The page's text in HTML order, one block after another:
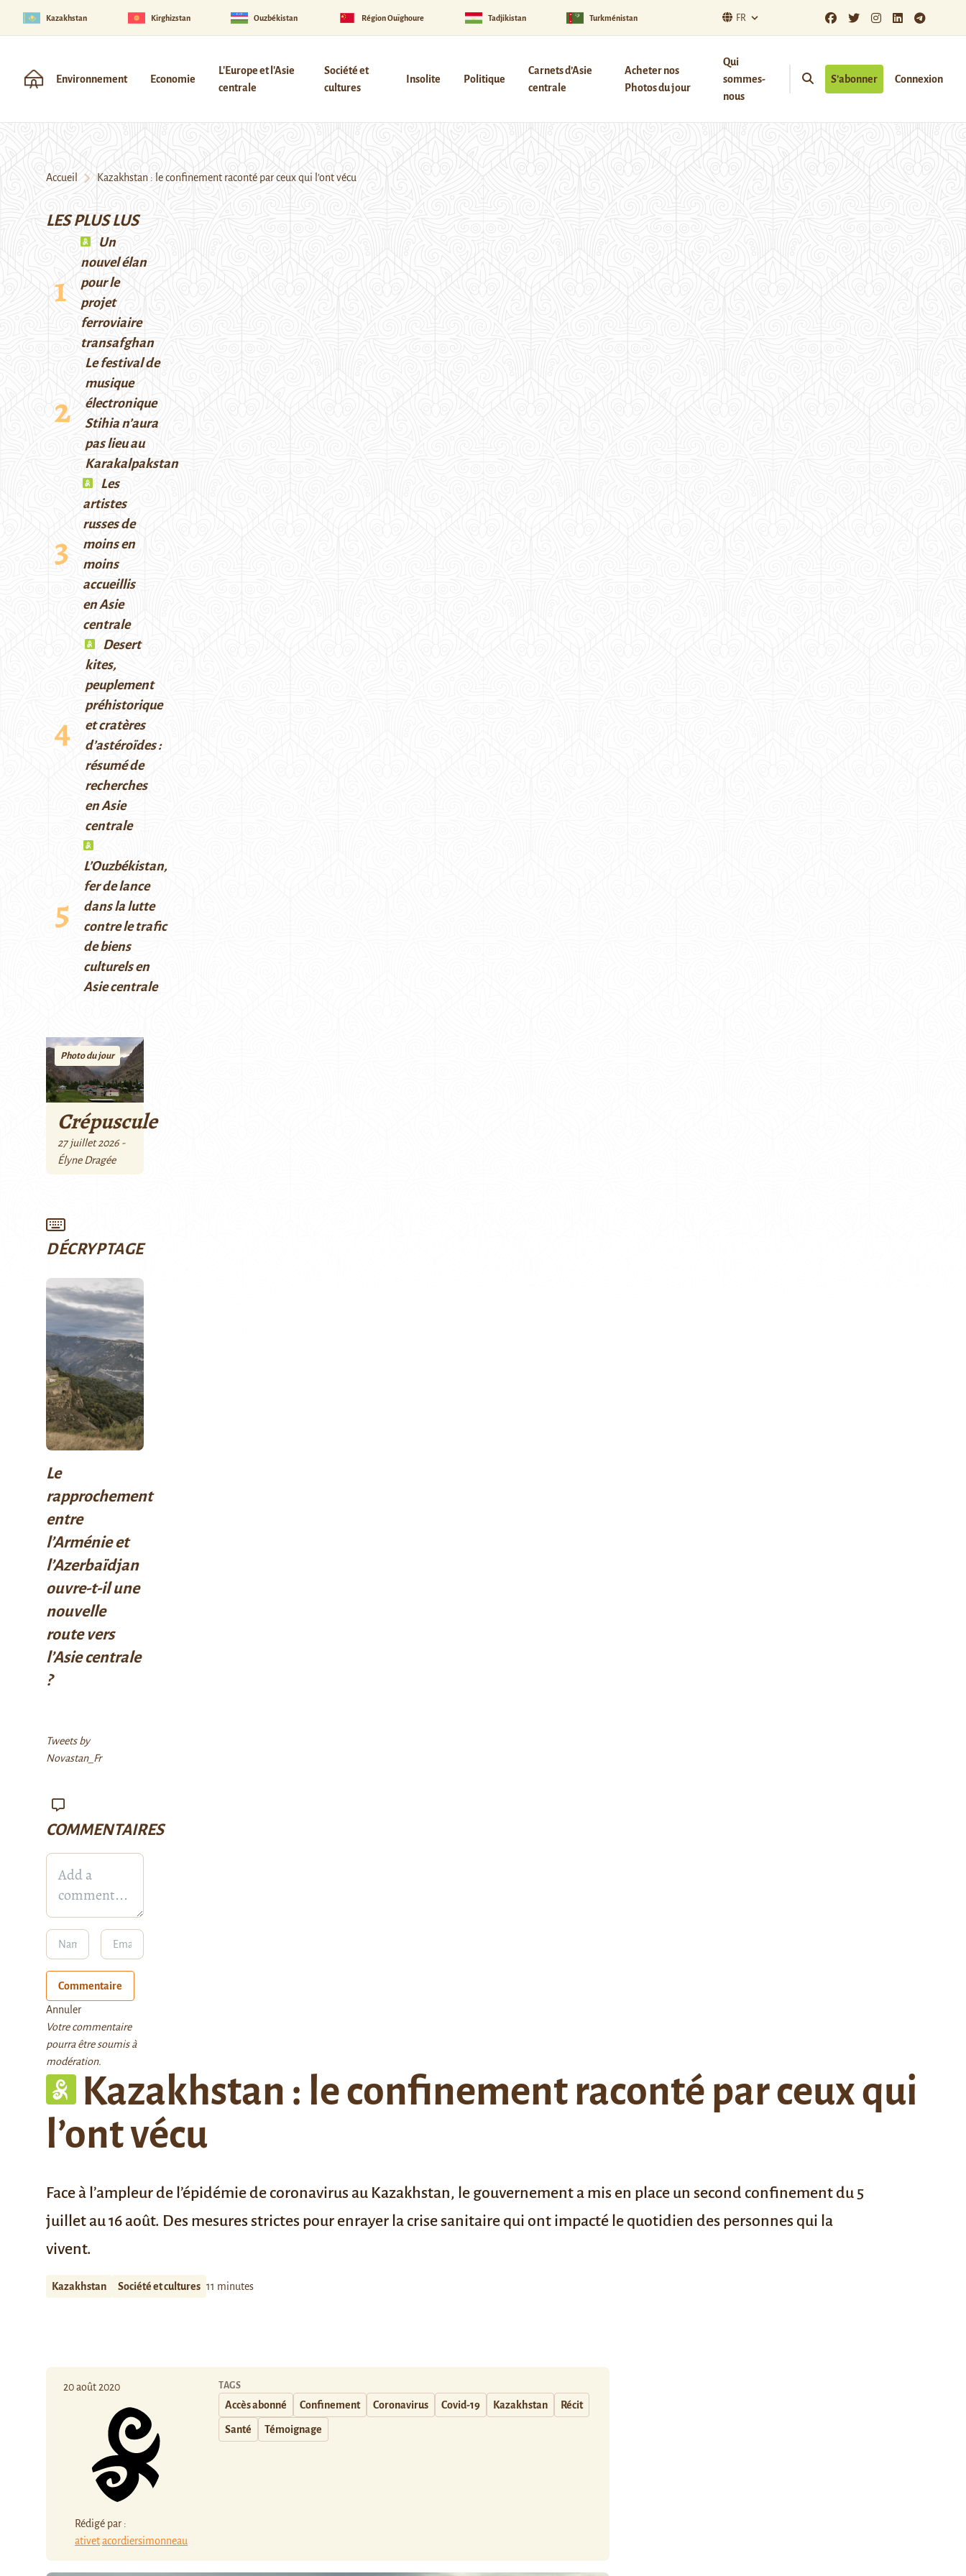
Kazakhstan Kirghizstan Ouzbékistan Région Ouïghoure Tadjikistan Turkménistan FR
Environnement Economie
L'Europe et l'Asie
centrale
Société et
cultures
Insolite Politique
Carnets d’Asie
centrale
Acheter nos
Photos du jour
Qui
sommes-
nous
S’abonner Connexion
Accueil Kazakhstan : le confinement raconté par ceux qui l’ont vécu
Kazakhstan : le confinement raconté par ceux qui
l’ont vécu
Face à l’ampleur de l’épidémie de coronavirus au Kazakhstan, le gouvernement a mis en place un second confinement du 5
juillet au 16 août. Des mesures strictes pour enrayer la crise sanitaire qui ont impacté le quotidien des personnes qui la
vivent.
Kazakhstan Société et cultures 11 minutes
20 août 2020
Rédigé par :
ativetacordiersimonneau
TAGS
Accès abonné Confinement Coronavirus Covid-19 Kazakhstan Récit
Santé Témoignage
LES PLUS LUS
Un
nouvel élan
pour le
projet
ferroviaire
transafghan
Le festival de
musique
électronique
Stihia n’aura
pas lieu au
Karakalpakstan
Les
artistes
russes de
moins en
moins
accueillis
en Asie
centrale
Desert
kites,
peuplement
préhistorique
et cratères
d’astéroïdes :
résumé de
recherches
en Asie
centrale
L’Ouzbékistan,
fer de lance
dans la lutte
contre le trafic
de biens
culturels en
Asie centrale
Photo du jour
Crépuscule
27 juillet 2026 -
Élyne Dragée
DÉCRYPTAGE
Le
rapprochement
entre
l’Arménie et
l’Azerbaïdjan
ouvre-t-il une
nouvelle
route vers
l’Asie centrale
?
Tweets by
Novastan_Fr
COMMENTAIRES
Commentaire
Annuler
Votre commentaire
pourra être soumis à
modération.